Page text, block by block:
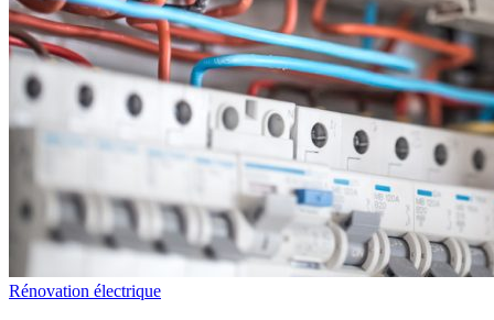
Rénovation électrique